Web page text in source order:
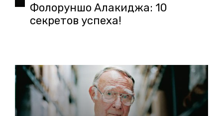
Фолоруншо Алакиджа: 10
секретов успеха!